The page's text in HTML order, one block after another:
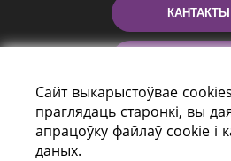
КАНТАКТЫ
Сайт выкарыстоўвае
праглядаць старонкі, вы
апрацоўку файлаў cookie і
даных.